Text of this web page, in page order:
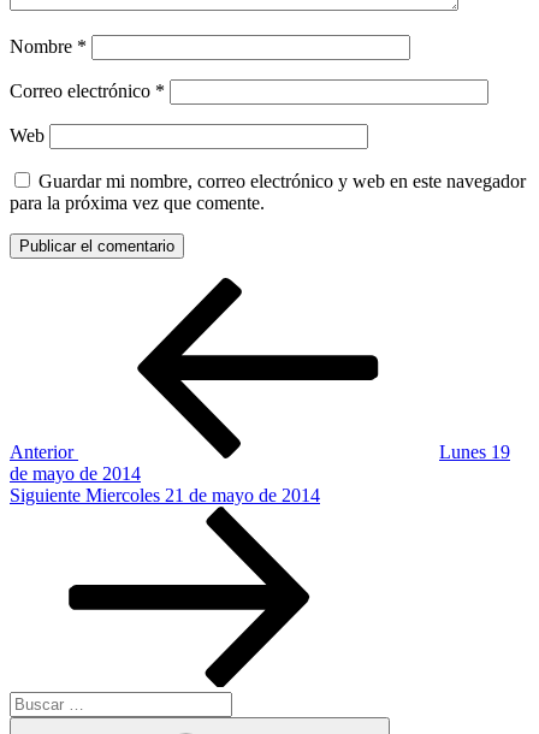
Nombre *
Correo electrónico *
Web
Guardar mi nombre, correo electrónico y web en este navegador
para la próxima vez que comente.
Anterior
Lunes 19
de mayo de 2014
Siguiente
Siguiente Miercoles 21 de mayo de 2014
Buscar
por: